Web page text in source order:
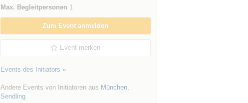
Max. Begleitpersonen 1
Zum Event anmelden
Event merken
Events des Initiators »
Andere Events von Initiatoren aus München,
Sendling